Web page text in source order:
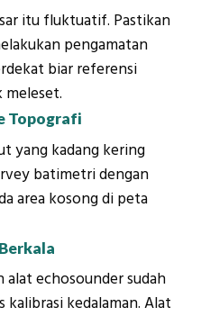
itu fluktuatif. Pastikan
pengamatan
biar referensi
meleset.
Topografi
yang kadang kering
batimetri dengan
area kosong di peta
alat echosounder sudah
kalibrasi kedalaman. Alat